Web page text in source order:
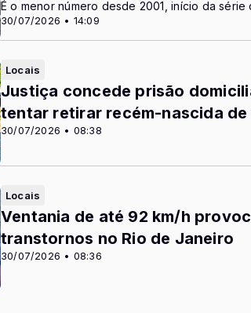
30/07/2026 • 14:09
É o menor número desde 2001, início da série
Locais
30/07/2026 • 08:38
Justiça concede prisão
tentar retirar recém-nascida de
Locais
30/07/2026 • 08:36
Ventania de até 92 km/h
transtornos no Rio de Janeiro